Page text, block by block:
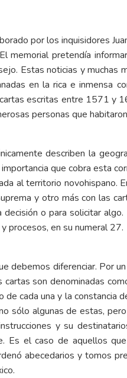
por los inquisidores
pretendía
Estas noticias y
en la rica e inmensa
escritas entre 1571 y
personas que
describen la
que cobra esta
al territorio
y otro más con las
decisión o para solicitar
procesos, en su numeral 27.
debemos diferenciar. Por
son denominadas
cada una y la constancia
sólo algunas de estas,
y su
Es el caso de aquellos
abecedarios y tomos